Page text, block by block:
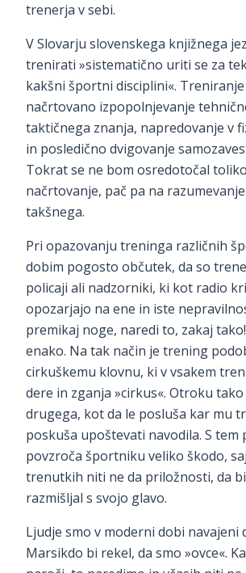
trenerja v sebi.
V Slovarju slovenskega knjižnega
trenirati »sistematično uriti se za
kakšni športni disciplini«.
načrtovano izpopolnjevanje
taktičnega znanja, napredovanje v
in posledično dvigovanje
Tokrat se ne bom osredotočal
načrtovanje, pač pa na
takšnega.
Pri opazovanju treninga različnih
dobim pogosto občutek, da so
policaji ali nadzorniki, ki kot radio
opozarjajo na ene in iste
premikaj noge, naredi to, zakaj
enako. Na tak način je trening
cirkuškemu klovnu, ki v vsakem
dere in zganja »cirkus«. Otroku
drugega, kot da le posluša kar mu
poskuša upoštevati navodila. S tem
povzroča športniku veliko škodo,
trenutkih niti ne da priložnosti, da
razmišljal s svojo glavo.
Ljudje smo v moderni dobi navajeni
Marsikdo bi rekel, da smo »ovce«.